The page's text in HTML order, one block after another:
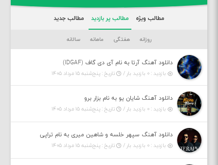
مطالب ویژه مطالب پر بازدید مطالب جدید
روزانه هفتگی ماهانه سالانه
دانلود آهنگ آرتا به نام آی دی گاف (IDGAF)
بازدید : ۰ بازدید بار /
تاریخ : پنج‌شنبه ۱۵ مرداد ۱۴۰۵
دانلود آهنگ شایان یو به نام بزار برو
بازدید : ۰ بازدید بار /
تاریخ : پنج‌شنبه ۱۵ مرداد ۱۴۰۵
دانلود آهنگ سپهر خلسه و شاهین میری به نام تراپی
بازدید : ۰ بازدید بار /
تاریخ : پنج‌شنبه ۱۵ مرداد ۱۴۰۵